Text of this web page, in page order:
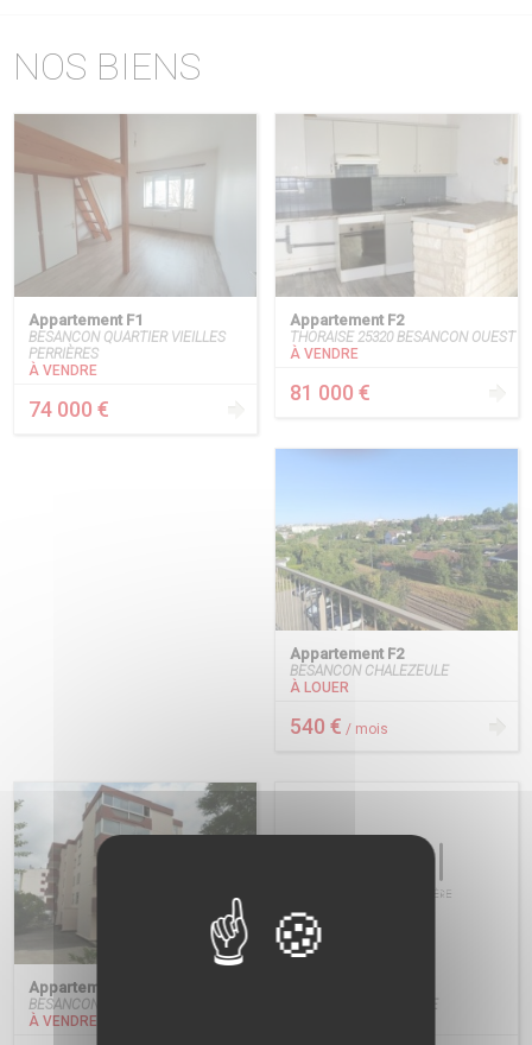
NOS BIENS
Appartement F1
BESANCON QUARTIER VIEILLES
PERRIÈRES
À VENDRE
74 000 €
Appartement F2
THORAISE 25320 BESANCON OUEST
À VENDRE
81 000 €
Appartement F2
BESANCON CHALEZEULE
À LOUER
540 € / mois
Appartement F2
BESANCON Palente - lycée Pergaud
À VENDRE
BESANCON MOUILLERE